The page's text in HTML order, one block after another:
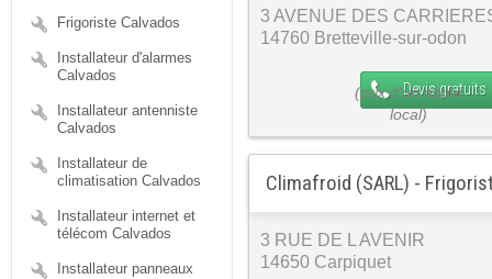
Frigoriste Calvados
Installateur d'alarmes
Calvados
Installateur antenniste
Calvados
Installateur de
climatisation Calvados
Installateur internet et
télécom Calvados
Installateur panneaux
3 AVENUE DES
14760 Bretteville-sur-odon
Devis gratuits
Climafroid (SARL) -
3 RUE DE L AVENIR
14650 Carpiquet